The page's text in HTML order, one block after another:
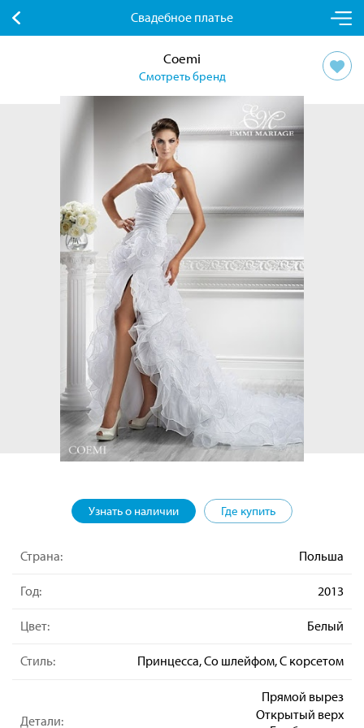
Свадебное платье
Coemi
Смотреть бренд
Узнать о наличии Где купить
Страна: Польша
Год: 2013
Цвет: Белый
Стиль: Принцесса, Со шлейфом, С корсетом
Детали:
Прямой вырез
Открытый верх